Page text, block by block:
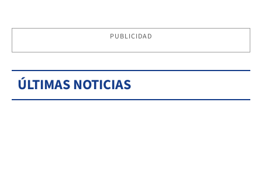
PUBLICIDAD
ÚLTIMAS NOTICIAS